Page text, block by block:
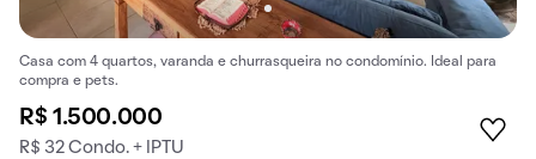
Casa com 4 quartos, varanda e churrasqueira no condomínio. Ideal para
compra e pets.
R$ 1.500.000
R$ 32 Condo. + IPTU